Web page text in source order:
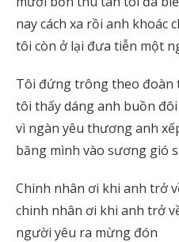
nay cách xa rồi anh khoác
tôi còn ở lại đưa tiễn một
Tôi đứng trông theo đoàn
tôi thấy dáng anh buồn
vì ngàn yêu thương anh
băng mình vào sương gió
Chinh nhân ơi khi anh trở
chinh nhân ơi khi anh trở
người yêu ra mừng đón